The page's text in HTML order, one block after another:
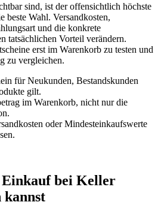
sind, ist der offensichtlich höchste
beste Wahl. Versandkosten,
und die konkrete
tatsächlichen Vorteil verändern.
erst im Warenkorb zu testen und
zu vergleichen.
für Neukunden, Bestandskunden
gilt.
im Warenkorb, nicht nur die
oder Mindesteinkaufswerte
Einkauf bei Keller
kannst